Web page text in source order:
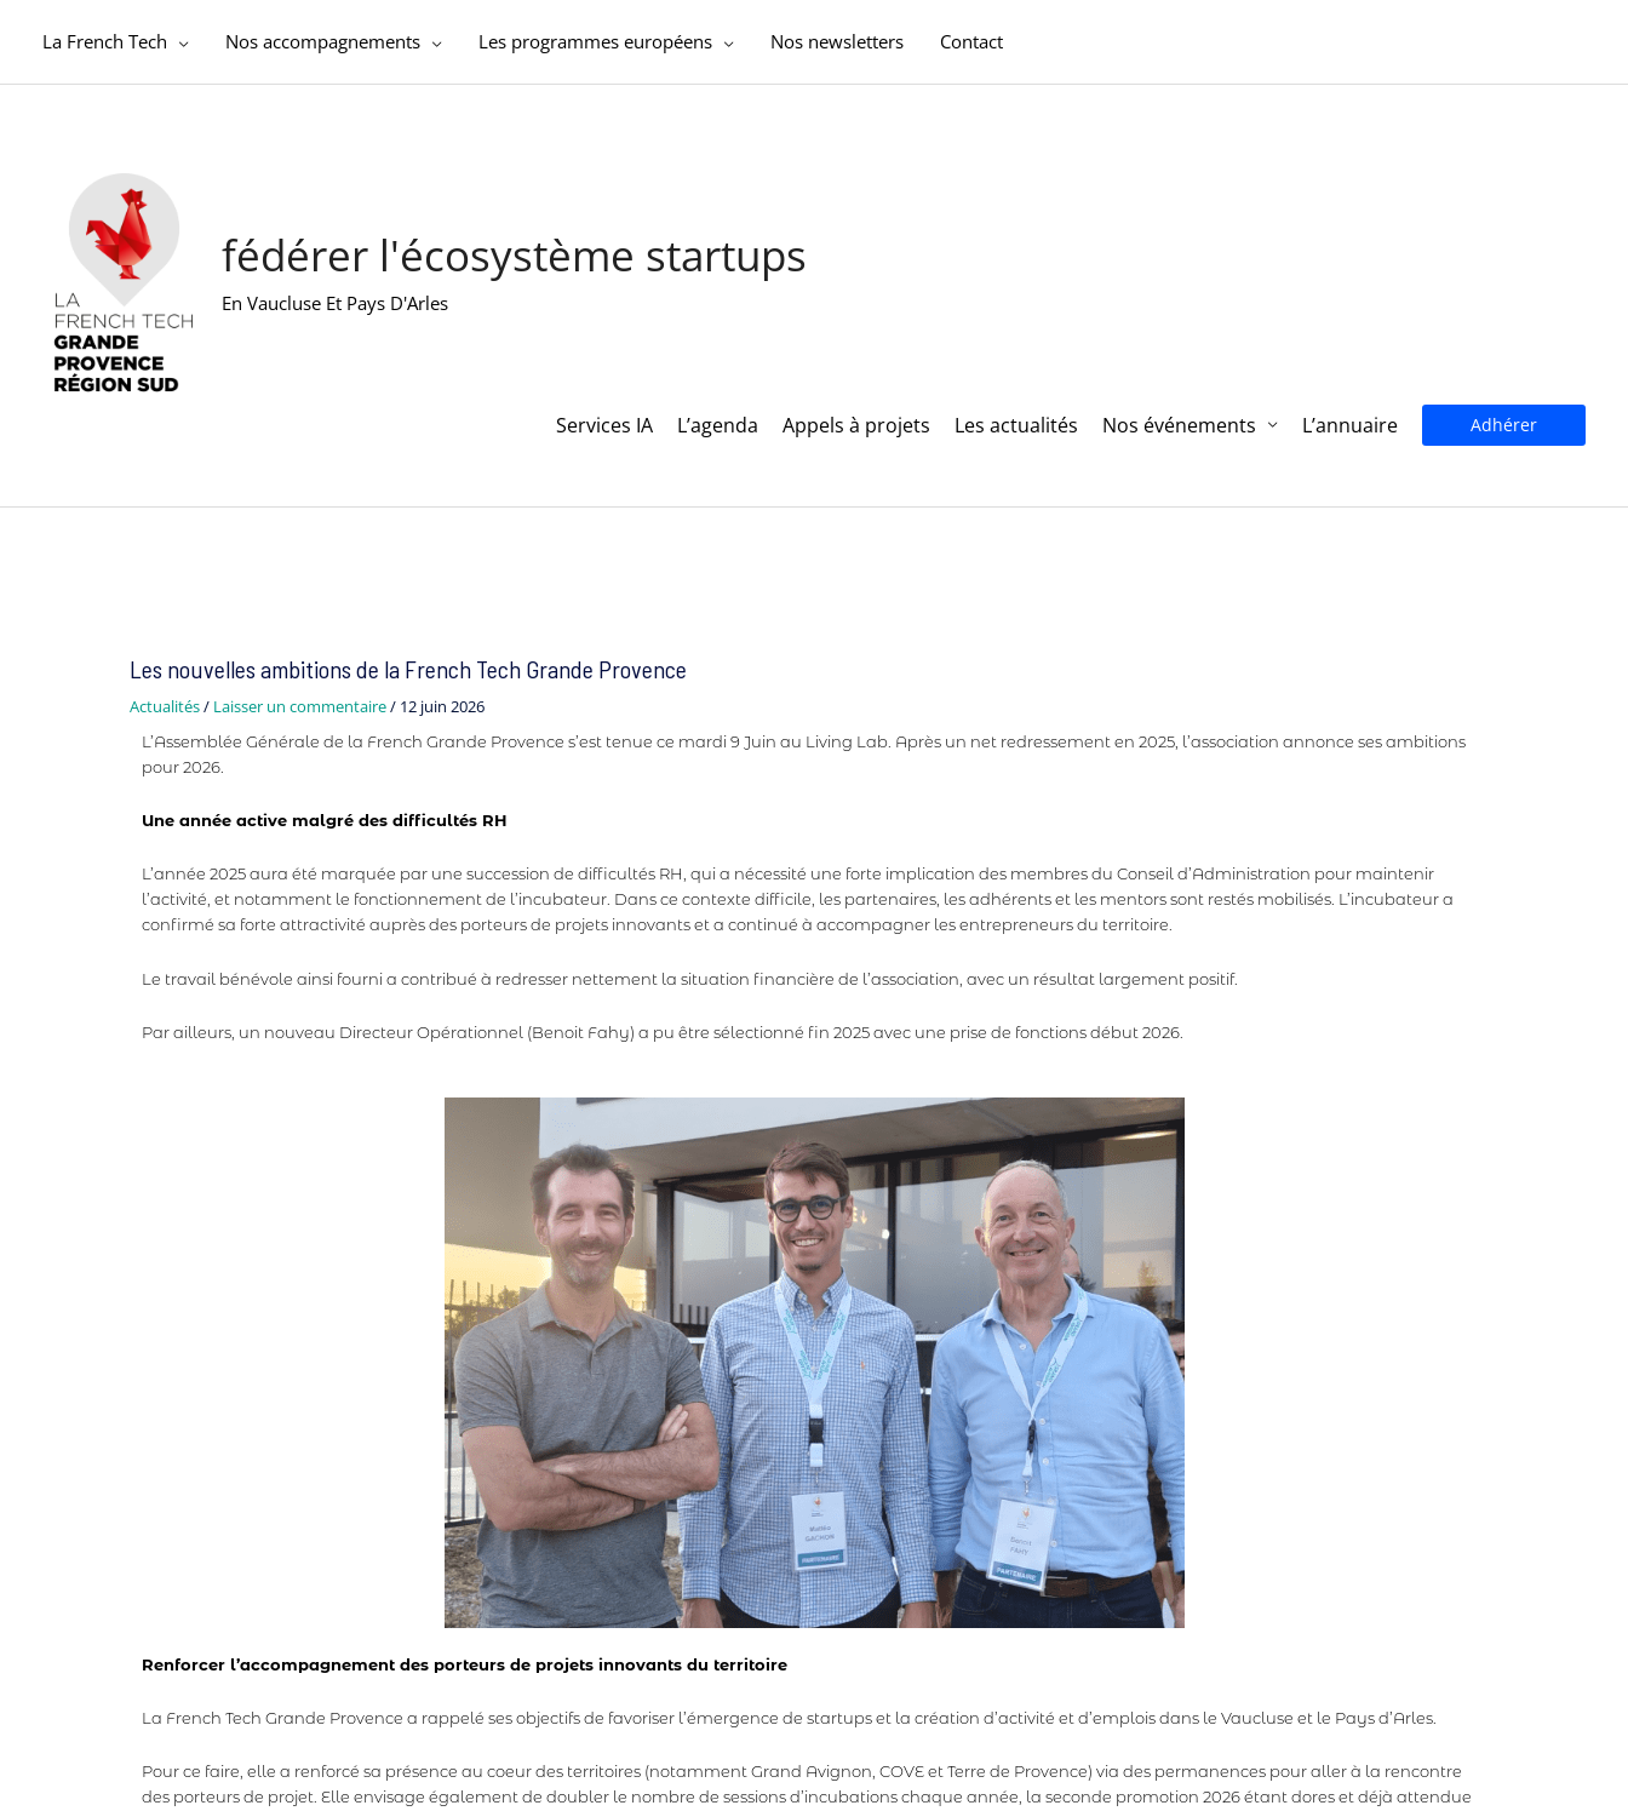
La French Tech Nos accompagnements Les programmes européens Nos newsletters Contact
fédérer l'écosystème startups
En Vaucluse Et Pays D'Arles
Services IA L’agenda Appels à projets Les actualités Nos événements L’annuaire Adhérer
Les nouvelles ambitions de la French Tech Grande Provence
Actualités/ Laisser un commentaire/ 12 juin 2026
L’Assemblée Générale de la French Grande Provence s’est tenue ce mardi 9 Juin au Living Lab. Après un net redressement en 2025, l’association annonce ses ambitions
pour 2026.
Une année active malgré des difficultés RH
L’année 2025 aura été marquée par une succession de difficultés RH, qui a nécessité une forte implication des membres du Conseil d’Administration pour maintenir
l’activité, et notamment le fonctionnement de l’incubateur. Dans ce contexte difficile, les partenaires, les adhérents et les mentors sont restés mobilisés. L’incubateur a
confirmé sa forte attractivité auprès des porteurs de projets innovants et a continué à accompagner les entrepreneurs du territoire.
Le travail bénévole ainsi fourni a contribué à redresser nettement la situation financière de l’association, avec un résultat largement positif.
Par ailleurs, un nouveau Directeur Opérationnel (Benoit Fahy) a pu être sélectionné fin 2025 avec une prise de fonctions début 2026.
Renforcer l’accompagnement des porteurs de projets innovants du territoire
La French Tech Grande Provence a rappelé ses objectifs de favoriser l’émergence de startups et la création d’activité et d’emplois dans le Vaucluse et le Pays d’Arles.
Pour ce faire, elle a renforcé sa présence au coeur des territoires (notamment Grand Avignon, COVE et Terre de Provence) via des permanences pour aller à la rencontre
des porteurs de projet. Elle envisage également de doubler le nombre de sessions d’incubations chaque année, la seconde promotion 2026 étant dores et déjà attendue